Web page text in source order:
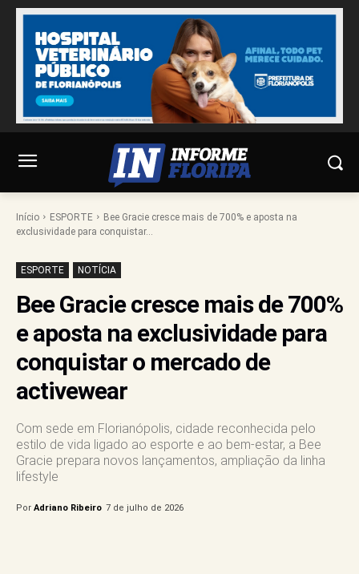
Início ESPORTE
Bee Gracie cresce mais de 700% e aposta na
exclusividade para conquistar...
ESPORTE NOTÍCIA
Bee Gracie cresce mais de 700%
e aposta na exclusividade para
conquistar o mercado de
activewear
Com sede em Florianópolis, cidade reconhecida pelo
estilo de vida ligado ao esporte e ao bem-estar, a Bee
Gracie prepara novos lançamentos, ampliação da linha
lifestyle
Por Adriano Ribeiro 7 de julho de 2026